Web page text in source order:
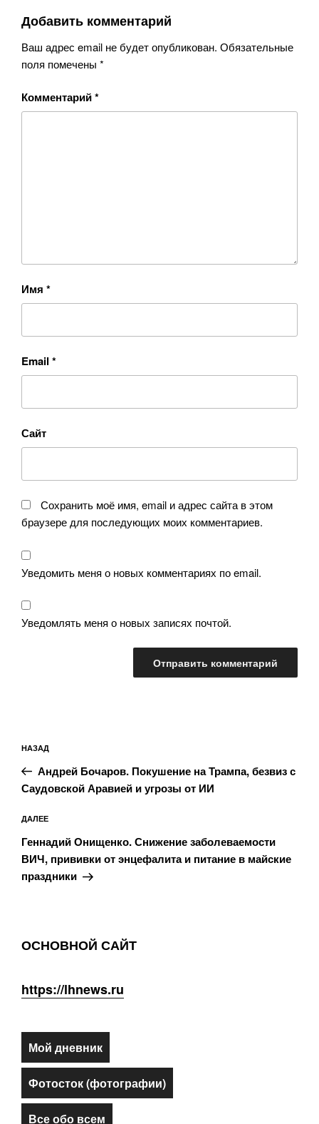
Добавить комментарий
Ваш адрес email не будет опубликован. Обязательные
поля помечены *
Комментарий*
Имя *
Email *
Сайт
Сохранить моё имя, email и адрес сайта в этом
браузере для последующих моих комментариев.
Уведомить меня о новых комментариях по email.
Уведомлять меня о новых записях почтой.
по
записям
Предыдущая
запись:
НАЗАД
Андрей Бочаров. Покушение на Трампа, безвиз с
Саудовской Аравией и угрозы от ИИ
Следующая
запись
ДАЛЕЕ
Геннадий Онищенко. Снижение заболеваемости
ВИЧ, прививки от энцефалита и питание в майские
праздники
ОСНОВНОЙ САЙТ
https://lhnews.ru
Мой дневник
Фотосток (фотографии)
Все обо всем